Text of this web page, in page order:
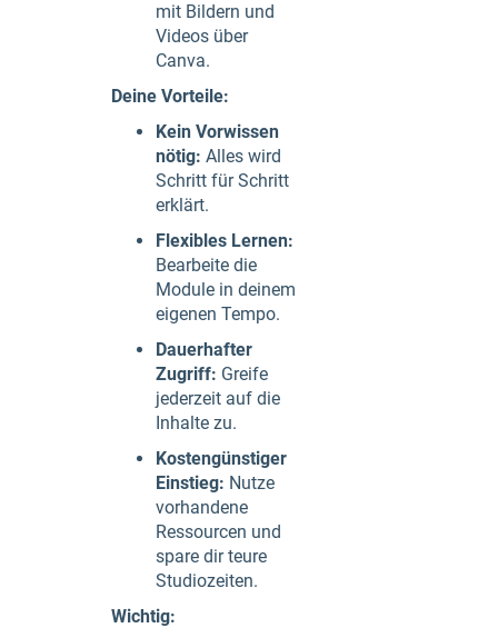
mit Bildern und
Videos über
Canva.
Deine Vorteile:
Kein Vorwissen
nötig: Alles wird
Schritt für Schritt
erklärt.
Flexibles Lernen:
Bearbeite die
Module in deinem
eigenen Tempo.
Dauerhafter
Zugriff: Greife
jederzeit auf die
Inhalte zu.
Kostengünstiger
Einstieg: Nutze
vorhandene
Ressourcen und
spare dir teure
Studiozeiten.
Wichtig: